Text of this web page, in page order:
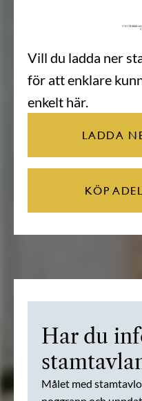
Vill du ladda ner
för att enklare
enkelt här.
LADDA
KÖP
Har du
Målet med